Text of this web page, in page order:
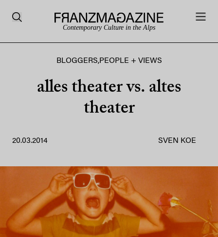
Contemporary Culture in the Alps
BLOGGERS,PEOPLE + VIEWS
alles theater vs. altes
theater
20.03.2014 SVEN KOE